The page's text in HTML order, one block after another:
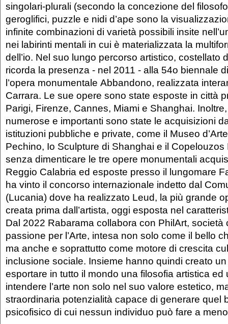
singolari-plurali (secondo la concezione del
geroglifici, puzzle e nidi d’ape sono la
infinite combinazioni di varietà possibili insite
nei labirinti mentali in cui è materializzata la
dell’io. Nel suo lungo percorso artistico, costellato
ricorda la presenza - nel 2011 - alla 54o biennale
l’opera monumentale Abbandono, realizzata
Carrara. Le sue opere sono state esposte in città
Parigi, Firenze, Cannes, Miami e Shanghai.
numerose e importanti sono state le acquisizioni
istituzioni pubbliche e private, come il Museo
Pechino, Io Sculpture di Shanghai e il Copelouzos
senza dimenticare le tre opere monumentali
Reggio Calabria ed esposte presso il lungomare
ha vinto il concorso internazionale indetto dal
(Lucania) dove ha realizzato Leud, la più grande
creata prima dall’artista, oggi esposta nel
Dal 2022 Rabarama collabora con PhilArt, società
passione per l’Arte, intesa non solo come il bello
ma anche e soprattutto come motore di crescita
inclusione sociale. Insieme hanno quindi creato
esportare in tutto il mondo una filosofia artistica ed
intendere l’arte non solo nel suo valore estetico,
straordinaria potenzialità capace di generare quel
psicofisico di cui nessun individuo può fare a